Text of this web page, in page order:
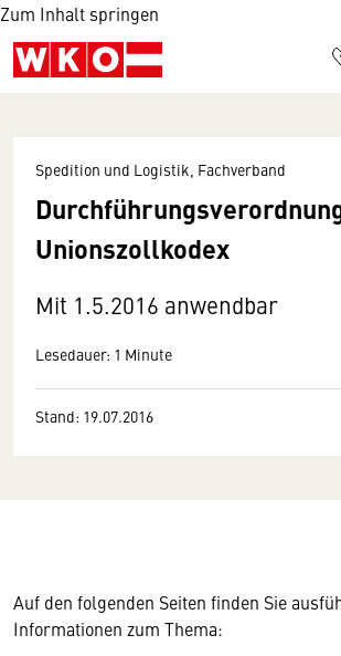
Zum Inhalt springen
Spedition und Logistik, Fachverband
Unionszollkodex
Mit 1.5.2016 anwendbar
Lesedauer: 1 Minute
Stand: 19.07.2016
Auf den folgenden Seiten finden Sie
Informationen zum Thema: